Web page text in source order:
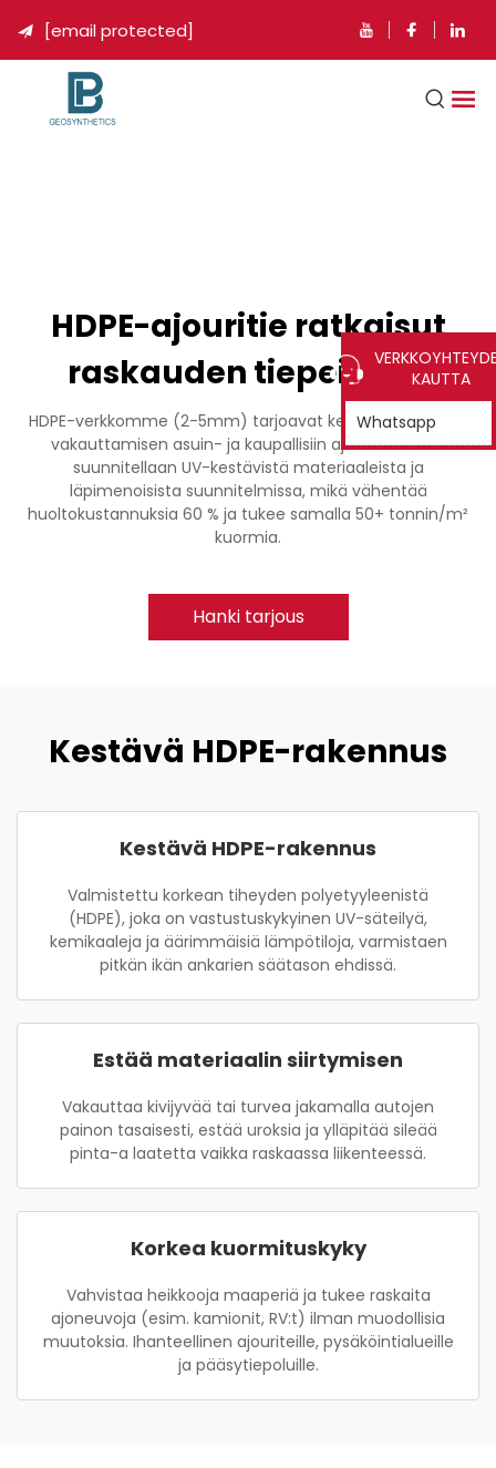
 [email protected]
HDPE-ajouritie ratkaisut
raskauden tiepeiteille
HDPE-verkkomme (2-5mm) tarjoavat kestävän kivijyvén
vakauttamisen asuin- ja kaupallisiin ajouriteisiin. Ne
suunnitellaan UV-kestävistä materiaaleista ja
läpimenoisista suunnitelmissa, mikä vähentää
huoltokustannuksia 60 % ja tukee samalla 50+ tonnin/m²
kuormia.
Hanki tarjous
Kestävä HDPE-rakennus
Kestävä HDPE-rakennus
Valmistettu korkean tiheyden polyetyyleenistä
(HDPE), joka on vastustuskykyinen UV-säteilyä,
kemikaaleja ja äärimmäisiä lämpötiloja, varmistaen
pitkän ikän ankarien säätason ehdissä.
Estää materiaalin siirtymisen
Vakauttaa kivijyvää tai turvea jakamalla autojen
painon tasaisesti, estää uroksia ja ylläpitää sileää
pinta-a laatetta vaikka raskaassa liikenteessä.
Korkea kuormituskyky
Vahvistaa heikkooja maaperiä ja tukee raskaita
ajoneuvoja (esim. kamionit, RV:t) ilman muodollisia
muutoksia. Ihanteellinen ajouriteille, pysäköintialueille
ja pääsytiepoluille.
KAUTTA
Whatsapp